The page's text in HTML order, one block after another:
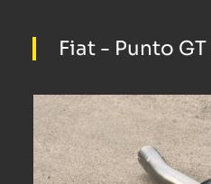
Fiat - Punto